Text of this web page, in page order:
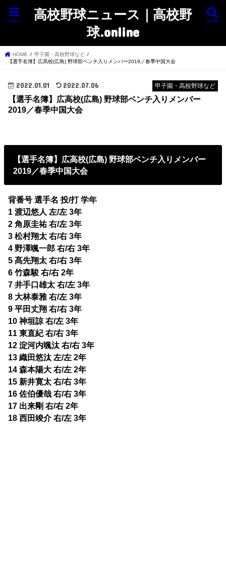
高校野球ニュース｜高校野
球.online
search
menu
HOME
甲子園・高校野球など
【選手名簿】広高校(広島) 野球部ベンチ入りメンバー2019／春季中国大会
甲子園・高校野球など
2022.01.01 2022.07.06
【選手名簿】広高校(広島) 野球部ベンチ入りメンバー
2019／春季中国大会
【選手名簿】広高校(広島) 野球部ベンチ入りメンバー
2019／春季中国大会
背番号 選手名 投/打 学年
1 渡辺悠人 左/左 3年
2 角原圭祐 右/左 3年
3 松村翔太 右/右 3年
4 野澤颯一郎 右/右 3年
5 髙先翔太 右/右 3年
6 竹森駿 右/右 2年
7 井手口雄太 右/左 3年
8 大林泰雅 右/左 3年
9 平田丈翔 右/右 3年
10 神垣諒 右/左 3年
11 東直紀 右/右 3年
12 淀河内颯汰 右/右 3年
13 織田悠汰 左/左 2年
14 森本陽大 右/左 2年
15 新井寛太 右/右 3年
16 佐伯優哉 右/右 3年
17 出来剛 右/右 2年
18 西田竣介 右/左 3年